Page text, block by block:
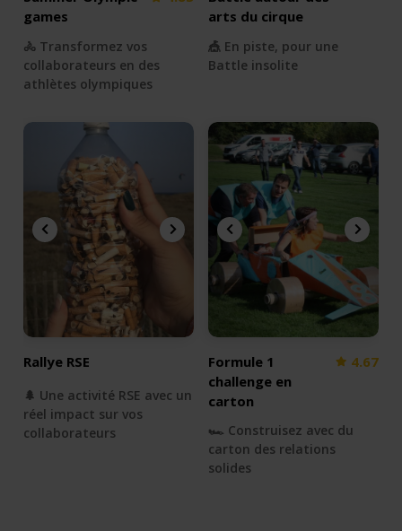
games
🚴 Transformez vos
collaborateurs en des
athlètes olympiques
arts du cirque
🎪 En piste, pour une
Battle insolite
Rallye RSE
🌲 Une activité RSE avec un
réel impact sur vos
collaborateurs
Formule 1
challenge en
carton
4.67
🏎 Construisez avec du
carton des relations
solides